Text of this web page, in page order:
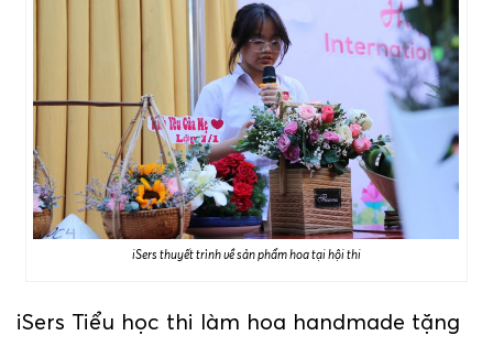
iSers thuyết trình về sản phẩm hoa tại hội thi
iSers Tiểu học thi làm hoa handmade tặng